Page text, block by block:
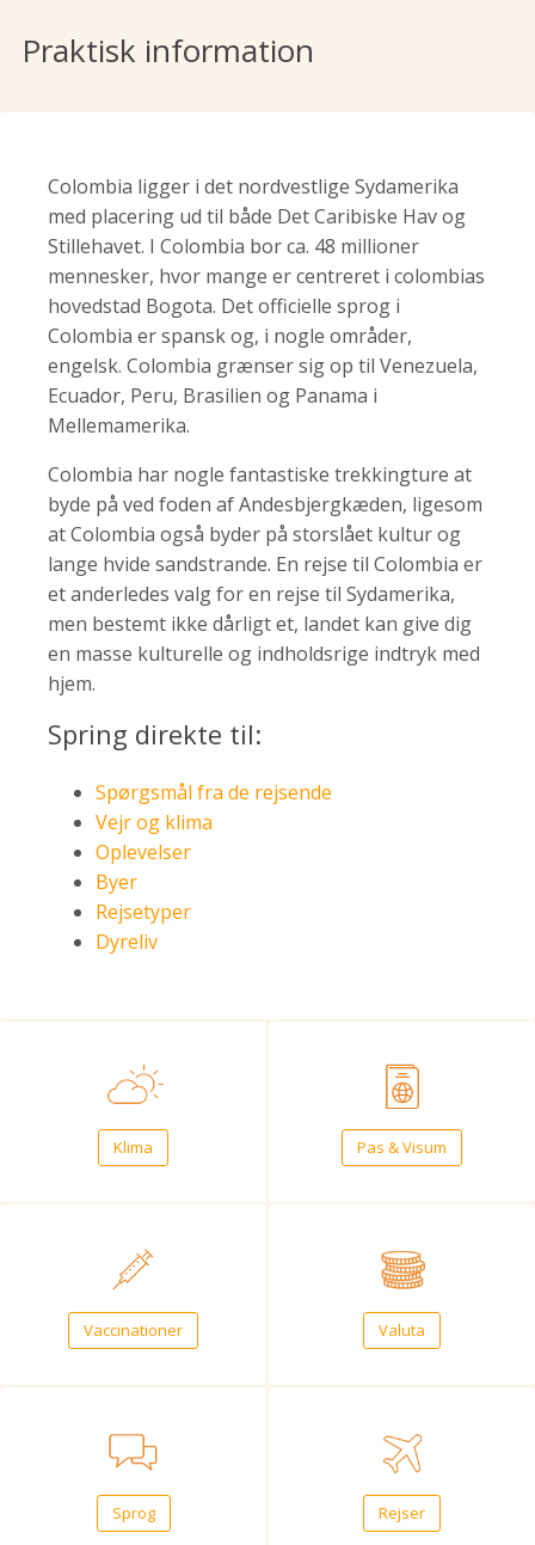
Praktisk information
Colombia ligger i det nordvestlige Sydamerika
med placering ud til både Det Caribiske Hav og
Stillehavet. I Colombia bor ca. 48 millioner
mennesker, hvor mange er centreret i colombias
hovedstad Bogota. Det officielle sprog i
Colombia er spansk og, i nogle områder,
engelsk. Colombia grænser sig op til Venezuela,
Ecuador, Peru, Brasilien og Panama i
Mellemamerika.
Colombia har nogle fantastiske trekkingture at
byde på ved foden af Andesbjergkæden, ligesom
at Colombia også byder på storslået kultur og
lange hvide sandstrande. En rejse til Colombia er
et anderledes valg for en rejse til Sydamerika,
men bestemt ikke dårligt et, landet kan give dig
en masse kulturelle og indholdsrige indtryk med
hjem.
Spring direkte til:
Spørgsmål fra de rejsende
Vejr og klima
Oplevelser
Byer
Rejsetyper
Dyreliv
Klima Pas & Visum
Vaccinationer Valuta
Sprog Rejser